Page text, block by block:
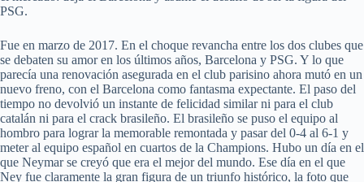
PSG.
Fue en marzo de 2017. En el choque revancha entre los dos clubes que
se debaten su amor en los últimos años, Barcelona y PSG. Y lo que
parecía una renovación asegurada en el club parisino ahora mutó en un
nuevo freno, con el Barcelona como fantasma expectante. El paso del
tiempo no devolvió un instante de felicidad similar ni para el club
catalán ni para el crack brasileño. El brasileño se puso el equipo al
hombro para lograr la memorable remontada y pasar del 0-4 al 6-1 y
meter al equipo español en cuartos de la Champions. Hubo un día en el
que Neymar se creyó que era el mejor del mundo. Ese día en el que
Ney fue claramente la gran figura de un triunfo histórico, la foto que